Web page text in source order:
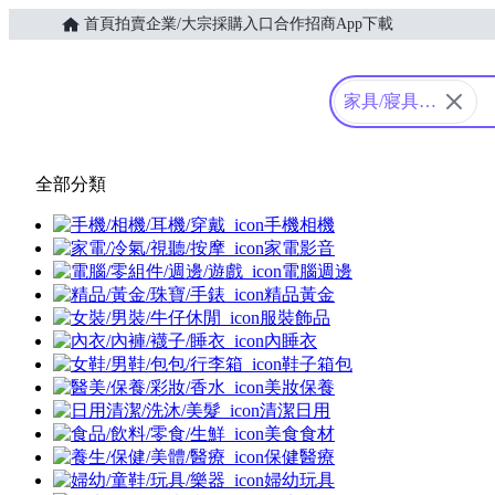
首頁拍賣企業/大宗採購入口 合作招商App下載
Yahoo購物中心
家具/寢具/
全部分類
手機相機
家電影音
電腦週邊
精品黃金
服裝飾品
內睡衣
鞋子箱包
美妝保養
清潔日用
美食食材
保健醫療
婦幼玩具